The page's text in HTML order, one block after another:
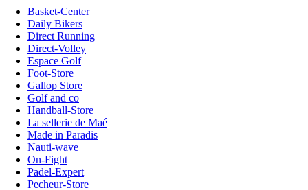
Basket-Center
Daily Bikers
Direct Running
Direct-Volley
Espace Golf
Foot-Store
Gallop Store
Golf and co
Handball-Store
La sellerie de Maé
Made in Paradis
Nauti-wave
On-Fight
Padel-Expert
Pecheur-Store